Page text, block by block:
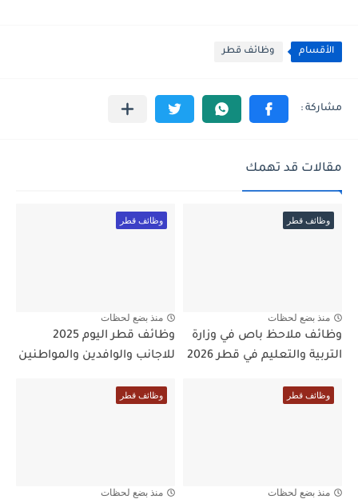
الأقسام وظائف قطر
مقالات قد تهمك
وظائف قطر
منذ بضع لحظات
وظائف ملاحظ باص في وزارة
التربية والتعليم في قطر 2026
وظائف قطر
منذ بضع لحظات
وظائف قطر اليوم 2025
للاجانب والوافدين والمواطنين
وظائف قطر
منذ بضع لحظات
وظائف قطر
منذ بضع لحظات